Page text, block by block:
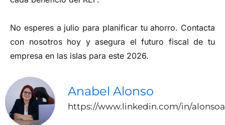
No esperes a julio para planificar tu ahorro. Contacta
con nosotros hoy y asegura el futuro fiscal de tu
empresa en las islas para este 2026.
Anabel Alonso
https://www.linkedin.com/in/